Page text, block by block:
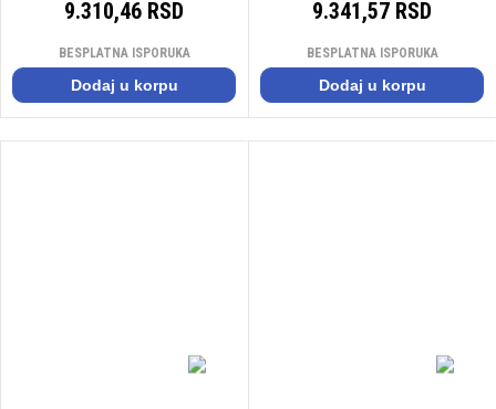
9.310,46 RSD
BESPLATNA ISPORUKA
Dodaj u korpu
9.341,57 RSD
BESPLATNA ISPORUKA
Dodaj u korpu